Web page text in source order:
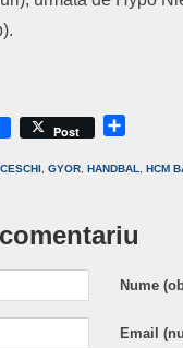
Post
, GYOR, HANDBAL, HCM
Nume
Email